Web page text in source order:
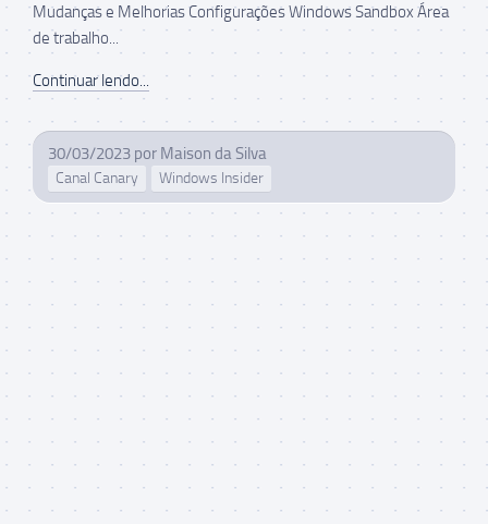
Mudanças e Melhorias Configurações Windows Sandbox Área
de trabalho...
Continuar lendo...
30/03/2023 por Maison da Silva
Canal Canary Windows Insider